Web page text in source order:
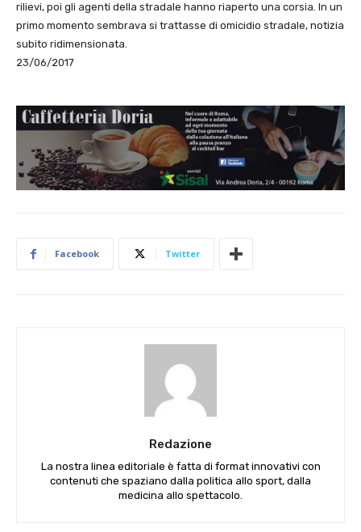
rilievi, poi gli agenti della stradale hanno riaperto una corsia. In un
primo momento sembrava si trattasse di omicidio stradale, notizia
subito ridimensionata.
23/06/2017
Facebook Twitter
Redazione
La nostra linea editoriale è fatta di format innovativi con
contenuti che spaziano dalla politica allo sport, dalla
medicina allo spettacolo.